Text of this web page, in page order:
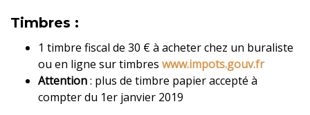
Timbres :
1 timbre fiscal de 30 € à acheter chez un buraliste
ou en ligne sur timbres www.impots.gouv.fr
Attention: plus de timbre papier accepté à
compter du 1er janvier 2019